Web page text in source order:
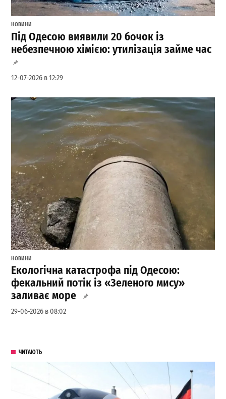
НОВИНИ
Під Одесою виявили 20 бочок із
небезпечною хімією: утилізація займе час
12-07-2026 в 12:29
НОВИНИ
Екологічна катастрофа під Одесою:
фекальний потік із «Зеленого мису»
заливає море
29-06-2026 в 08:02
ЧИТАЮТЬ